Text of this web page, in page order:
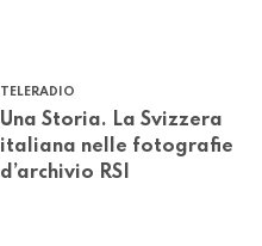
TELERADIO
Una Storia. La Svizzera
italiana nelle fotografie
d’archivio RSI